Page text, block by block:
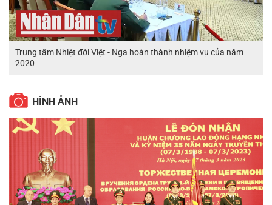
Trung tâm Nhiệt đới Việt - Nga hoàn thành nhiệm vụ của năm
2020
HÌNH ẢNH